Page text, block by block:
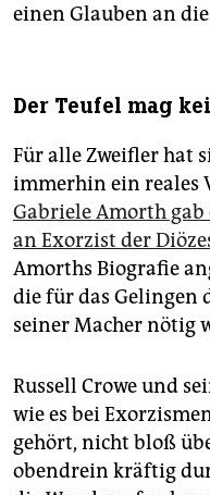
einen Glauben an
Der Teufel mag
Für alle Zweifler hat
immerhin ein reales
Gabriele Amorth gab
an Exorzist der
Amorths Biografie
die für das Gelingen
seiner Macher nötig
Russell Crowe und
wie es bei
gehört, nicht bloß
obendrein kräftig